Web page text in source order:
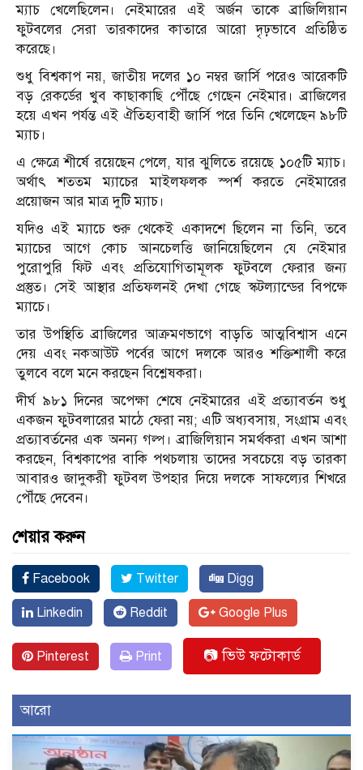
ম্যাচ খেলেছিলেন। নেইমারের এই অর্জন তাকে ব্রাজিলিয়ান
ফুটবলের সেরা তারকাদের কাতারে আরো দৃঢ়ভাবে প্রতিষ্ঠিত
করেছে।
শুধু বিশ্বকাপ নয়, জাতীয় দলের ১০ নম্বর জার্সি পরেও আরেকটি
বড় রেকর্ডের খুব কাছাকাছি পৌঁছে গেছেন নেইমার। ব্রাজিলের
হয়ে এখন পর্যন্ত এই ঐতিহ্যবাহী জার্সি পরে তিনি খেলেছেন ৯৮টি
ম্যাচ।
এ ক্ষেত্রে শীর্ষে রয়েছেন পেলে, যার ঝুলিতে রয়েছে ১০৫টি ম্যাচ।
অর্থাৎ শততম ম্যাচের মাইলফলক স্পর্শ করতে নেইমারের
প্রয়োজন আর মাত্র দুটি ম্যাচ।
যদিও এই ম্যাচে শুরু থেকেই একাদশে ছিলেন না তিনি, তবে
ম্যাচের আগে কোচ আনচেলত্তি জানিয়েছিলেন যে নেইমার
পুরোপুরি ফিট এবং প্রতিযোগিতামূলক ফুটবলে ফেরার জন্য
প্রস্তুত। সেই আস্থার প্রতিফলনই দেখা গেছে স্কটল্যান্ডের বিপক্ষে
ম্যাচে।
তার উপস্থিতি ব্রাজিলের আক্রমণভাগে বাড়তি আত্মবিশ্বাস এনে
দেয় এবং নকআউট পর্বের আগে দলকে আরও শক্তিশালী করে
তুলবে বলে মনে করছেন বিশ্লেষকরা।
দীর্ঘ ৯৮১ দিনের অপেক্ষা শেষে নেইমারের এই প্রত্যাবর্তন শুধু
একজন ফুটবলারের মাঠে ফেরা নয়; এটি অধ্যবসায়, সংগ্রাম এবং
প্রত্যাবর্তনের এক অনন্য গল্প। ব্রাজিলিয়ান সমর্থকরা এখন আশা
করছেন, বিশ্বকাপের বাকি পথচলায় তাদের সবচেয়ে বড় তারকা
আবারও জাদুকরী ফুটবল উপহার দিয়ে দলকে সাফল্যের শিখরে
পৌঁছে দেবেন।
শেয়ার করুন
Facebook Twitter Digg
Linkedin Reddit Google Plus
Pinterest Print 📷 ভিউ ফটোকার্ড
আরো